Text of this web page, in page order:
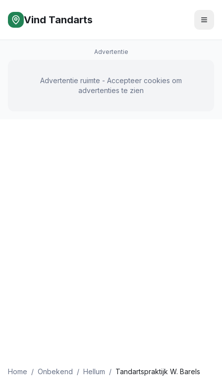
Vind Tandarts
Advertentie
Advertentie ruimte - Accepteer cookies om
advertenties te zien
Home / Onbekend / Hellum / Tandartspraktijk W. Barels